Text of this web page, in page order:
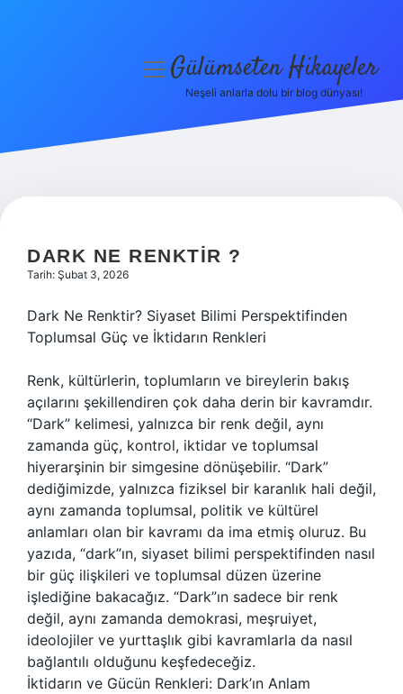
Hakkımızda
menüyüGülümseten Hikayeler
Neşeli anlarla dolu bir blog dünyası!
DARK NE RENKTIR ?
Tarih: Şubat 3, 2026
Dark Ne Renktir? Siyaset Bilimi Perspektifinden
Toplumsal Güç ve İktidarın Renkleri
Renk, kültürlerin, toplumların ve bireylerin bakış
açılarını şekillendiren çok daha derin bir kavramdır.
“Dark” kelimesi, yalnızca bir renk değil, aynı
zamanda güç, kontrol, iktidar ve toplumsal
hiyerarşinin bir simgesine dönüşebilir. “Dark”
dediğimizde, yalnızca fiziksel bir karanlık hali değil,
aynı zamanda toplumsal, politik ve kültürel
anlamları olan bir kavramı da ima etmiş oluruz. Bu
yazıda, “dark”ın, siyaset bilimi perspektifinden nasıl
bir güç ilişkileri ve toplumsal düzen üzerine
işlediğine bakacağız. “Dark”ın sadece bir renk
değil, aynı zamanda demokrasi, meşruiyet,
ideolojiler ve yurttaşlık gibi kavramlarla da nasıl
bağlantılı olduğunu keşfedeceğiz.
İktidarın ve Gücün Renkleri: Dark’ın Anlam